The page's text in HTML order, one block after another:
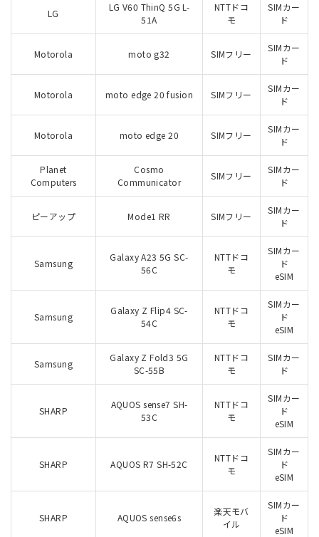
LG
LG V60 ThinQ 5G L-
51A
NTTドコ
モ
SIMカー
ド
Motorola moto g32 SIMフリー
SIMカー
ド
Motorola moto edge 20 fusion SIMフリー
SIMカー
ド
Motorola moto edge 20 SIMフリー
SIMカー
ド
Planet
Computers
Cosmo
Communicator
SIMフリー
SIMカー
ド
ピーアップ Mode1 RR SIMフリー
SIMカー
ド
Samsung
Galaxy A23 5G SC-
56C
NTTドコ
モ
SIMカー
ド
eSIM
Samsung
Galaxy Z Flip4 SC-
54C
NTTドコ
モ
SIMカー
ド
eSIM
Samsung
Galaxy Z Fold3 5G
SC-55B
NTTドコ
モ
SIMカー
ド
SHARP
AQUOS sense7 SH-
53C
NTTドコ
モ
SIMカー
ド
eSIM
SHARP AQUOS R7 SH-52C
NTTドコ
モ
SIMカー
ド
eSIM
SHARP AQUOS sense6s
楽天モバ
イル
SIMカー
ド
eSIM